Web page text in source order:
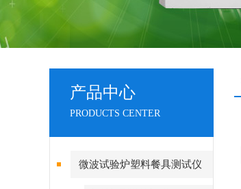
产品中心
PRODUCTS CENTER
微波试验炉塑料餐具测试仪